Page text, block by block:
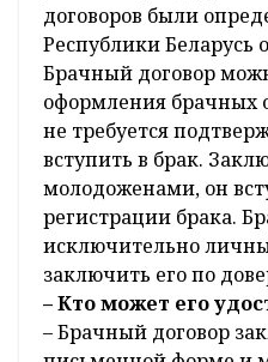
договоров были
Республики Беларусь
Брачный договор
оформления брачных
не требуется
вступить в брак.
молодоженами, он
регистрации брака.
исключительно
заключить его по
– Кто может его
– Брачный договор